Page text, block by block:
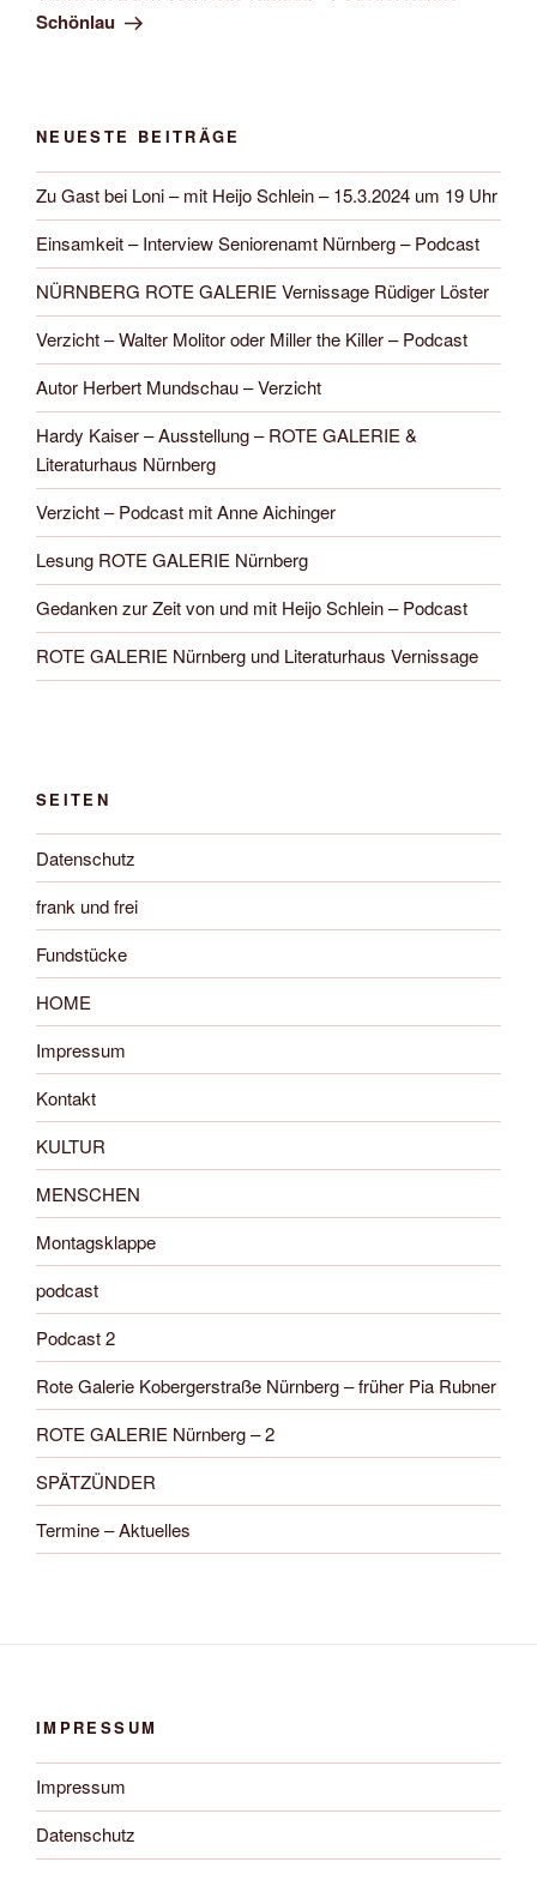
Schönlau
NEUESTE BEITRÄGE
Zu Gast bei Loni – mit Heijo Schlein – 15.3.2024 um 19 Uhr
Einsamkeit – Interview Seniorenamt Nürnberg – Podcast
NÜRNBERG ROTE GALERIE Vernissage Rüdiger Löster
Verzicht – Walter Molitor oder Miller the Killer – Podcast
Autor Herbert Mundschau – Verzicht
Hardy Kaiser – Ausstellung – ROTE GALERIE &
Literaturhaus Nürnberg
Verzicht – Podcast mit Anne Aichinger
Lesung ROTE GALERIE Nürnberg
Gedanken zur Zeit von und mit Heijo Schlein – Podcast
ROTE GALERIE Nürnberg und Literaturhaus Vernissage
SEITEN
Datenschutz
frank und frei
Fundstücke
HOME
Impressum
Kontakt
KULTUR
MENSCHEN
Montagsklappe
podcast
Podcast 2
Rote Galerie Kobergerstraße Nürnberg – früher Pia Rubner
ROTE GALERIE Nürnberg – 2
SPÄTZÜNDER
Termine – Aktuelles
IMPRESSUM
Impressum
Datenschutz